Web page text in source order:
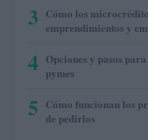
3 Cómo los
emprendimientos y
4 Opciones y pasos
pymes
5 Cómo funcionan los
de pedirlos